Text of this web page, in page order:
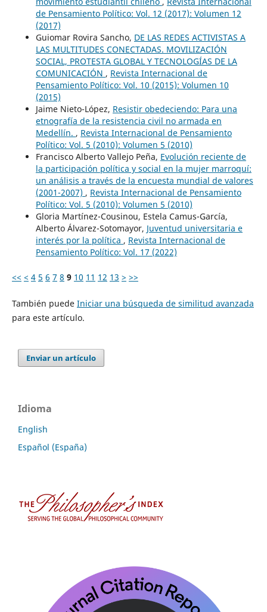
de Pensamiento Político: Vol. 12 (2017): Volumen 12
(2017)
Guiomar Rovira Sancho, DE LAS REDES ACTIVISTAS A
LAS MULTITUDES CONECTADAS. MOVILIZACIÓN
SOCIAL, PROTESTA GLOBAL Y TECNOLOGÍAS DE LA
COMUNICACIÓN , Revista Internacional de
Pensamiento Político: Vol. 10 (2015): Volumen 10
(2015)
Jaime Nieto-López, Resistir obedeciendo: Para una
etnografía de la resistencia civil no armada en
Medellín. , Revista Internacional de Pensamiento
Político: Vol. 5 (2010): Volumen 5 (2010)
Francisco Alberto Vallejo Peña, Evolución reciente de
la participación política y social en la mujer marroquí:
un análisis a través de la encuesta mundial de valores
(2001-2007) , Revista Internacional de Pensamiento
Político: Vol. 5 (2010): Volumen 5 (2010)
Gloria Martínez-Cousinou, Estela Camus-García,
Alberto Álvarez-Sotomayor, Juventud universitaria e
interés por la política , Revista Internacional de
Pensamiento Político: Vol. 17 (2022)
<< < 4 5 6 7 8 9 10 11 12 13 > >>
También puede Iniciar una búsqueda de similitud avanzada
para este artículo.
Enviar un artículo
Idioma
English
Español (España)